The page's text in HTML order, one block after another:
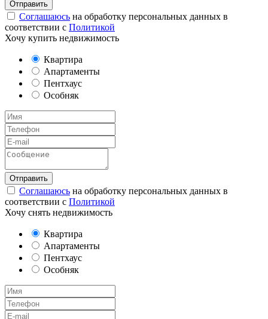
Соглашаюсь на обработку персональных данных в
соответствии с Политикой
Хочу купить недвижимость
Квартира
Апартаменты
Пентхаус
Особняк
Соглашаюсь на обработку персональных данных в
соответствии с Политикой
Хочу снять недвижимость
Квартира
Апартаменты
Пентхаус
Особняк